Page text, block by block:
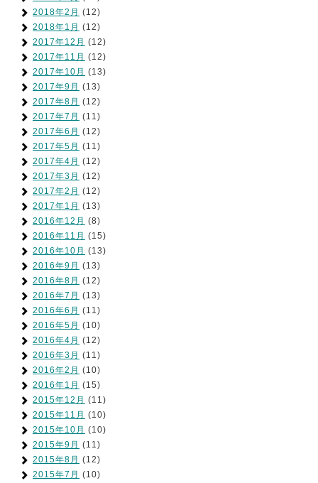
2018年2月 (12)
2018年1月 (12)
2017年12月 (12)
2017年11月 (12)
2017年10月 (13)
2017年9月 (13)
2017年8月 (12)
2017年7月 (11)
2017年6月 (12)
2017年5月 (11)
2017年4月 (12)
2017年3月 (12)
2017年2月 (12)
2017年1月 (13)
2016年12月 (8)
2016年11月 (15)
2016年10月 (13)
2016年9月 (13)
2016年8月 (12)
2016年7月 (13)
2016年6月 (11)
2016年5月 (10)
2016年4月 (12)
2016年3月 (11)
2016年2月 (10)
2016年1月 (15)
2015年12月 (11)
2015年11月 (10)
2015年10月 (10)
2015年9月 (11)
2015年8月 (12)
2015年7月 (10)